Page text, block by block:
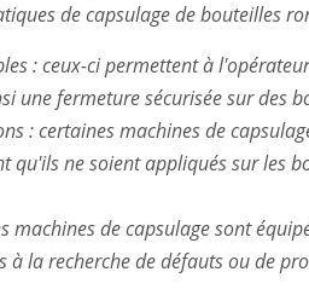
de capsulage de bouteilles
: ceux-ci permettent à
une fermeture sécurisée sur des
: certaines machines de
qu'ils ne soient appliqués sur les
machines de capsulage sont
à la recherche de défauts ou de